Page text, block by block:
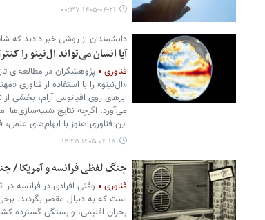
۱۴۰۵-۰۴-۲۱ ۰۰:۳۷
دانشمندان از روشی خبر دادند که
آیا انسان می‌تواند ال‌نینو را
فناوری
پژوهشگران در مطالعه‌ای
«ال‌نینو» را با استفاده از
ابرهای روی اقیانوس آرام، بخشی از
می‌آورد. اگرچه نتایج شبیه‌سازی‌ها
این فناوری هنوز با ابهام‌های
۱۴۰۵-۰۴-۱۸ ۱۲:۴۵
جنگ لفظی فرانسه و آمریکا /
فناوری
وقتی افرادی در فرانسه
است که به دنبال مقصر بگردند.
بحران اقلیمی، وابستگی گسترده